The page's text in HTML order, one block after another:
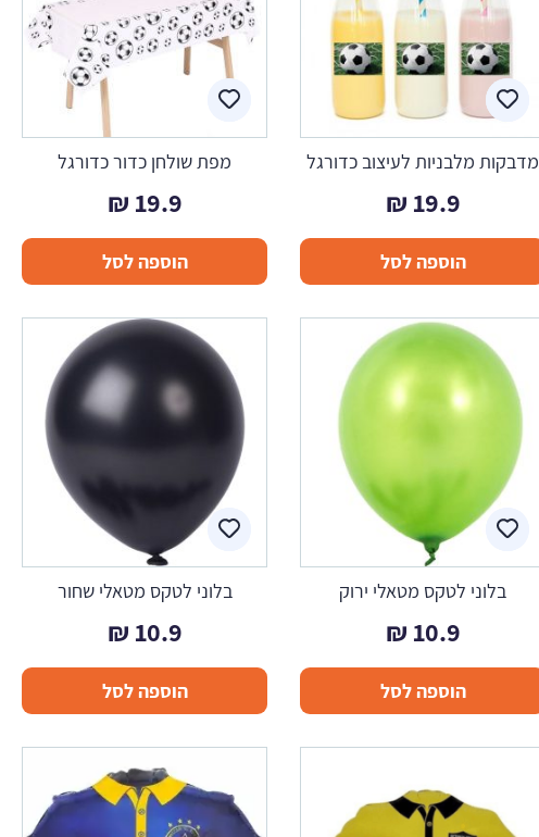
מדבקות מלבניות לעיצוב כדורגל
19.9
₪
הוספה לסל
מפת שולחן כדור כדורגל
19.9
₪
הוספה לסל
בלוני לטקס מטאלי ירוק
10.9
₪
הוספה לסל
בלוני לטקס מטאלי שחור
10.9
₪
הוספה לסל